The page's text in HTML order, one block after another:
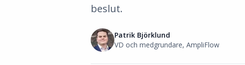
beslut.
Patrik Björklund
VD och medgrundare, AmpliFlow